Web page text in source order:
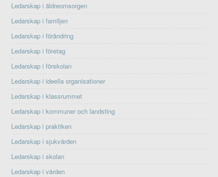
Ledarskap i äldreomsorgen
Ledarskap i familjen
Ledarskap i förändring
Ledarskap i företag
Ledarskap i förskolan
Ledarskap i ideella organisationer
Ledarskap i klassrummet
Ledarskap i kommuner och landsting
Ledarskap i praktiken
Ledarskap i sjukvården
Ledarskap i skolan
Ledarskap i vården